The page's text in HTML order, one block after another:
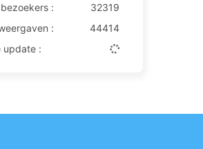
:
32319
:
44414
update :